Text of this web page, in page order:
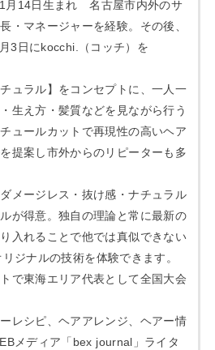
月14日生まれ 名古屋市内外のサ
・マネージャーを経験。その後、
3日にkocchi.（コッチ）を
チュラル】をコンセプトに、一人一
生え方・髪質などを見ながら行う
ュールカットで再現性の高いヘア
提案し市外からのリピーターも多
メージレス・抜け感・ナチュラル
が得意。独自の理論と常に最新の
入れることで他では真似できない
ジナルの技術を体験できます。
で東海エリア代表として全国大会
レシピ、ヘアアレンジ、ヘアー情
メディア「bex journal」ライタ